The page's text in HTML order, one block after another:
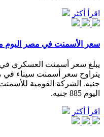
اقرأ أكثر
سعر الأسمنت في مصر اليوم
جنيه. الشركة القومية
اليوم 885 جنيه.
اقرأ أكثر